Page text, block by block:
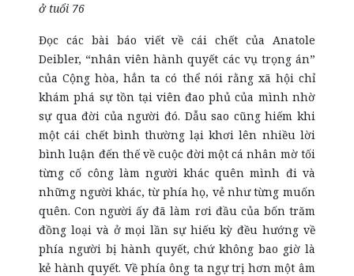
ở tuổi 76
Đọc các bài báo viết về cái chết của Anatole
Deibler, “nhân viên hành quyết các vụ trọng án”
của Cộng hòa, hẳn ta có thể nói rằng xã hội chỉ
khám phá sự tồn tại viên đao phủ của mình nhờ
sự qua đời của người đó. Dẫu sao cũng hiếm khi
một cái chết bình thường lại khơi lên nhiều lời
bình luận đến thế về cuộc đời một cá nhân mờ tối
từng cố công làm người khác quên mình đi và
những người khác, từ phía họ, vẻ như từng muốn
quên. Con người ấy đã làm rơi đầu của bốn trăm
đồng loại và ở mọi lần sự hiếu kỳ đều hướng về
phía người bị hành quyết, chứ không bao giờ là
kẻ hành quyết. Về phía ông ta ngự trị hơn một âm